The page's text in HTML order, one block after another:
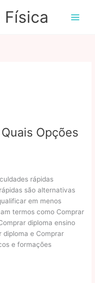
Opções
rápidas
são alternativas
em menos
termos como Comprar
diploma ensino
diploma e Comprar
e formações